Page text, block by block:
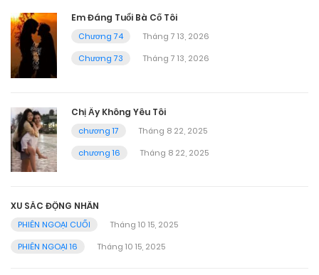
Em Đáng Tuổi Bà Cố Tôi
Chương 74
Tháng 7 13, 2026
Chương 73
Tháng 7 13, 2026
Chị Ấy Không Yêu Tôi
chương 17
Tháng 8 22, 2025
chương 16
Tháng 8 22, 2025
XU SẮC ĐỘNG NHÂN
PHIÊN NGOẠI CUỐI
Tháng 10 15, 2025
PHIÊN NGOẠI 16
Tháng 10 15, 2025